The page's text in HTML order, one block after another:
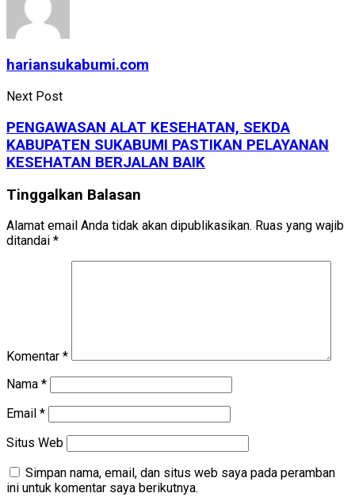
hariansukabumi.com
Next Post
PENGAWASAN ALAT KESEHATAN, SEKDA
KABUPATEN SUKABUMI PASTIKAN PELAYANAN
KESEHATAN BERJALAN BAIK
Tinggalkan Balasan
Alamat email Anda tidak akan dipublikasikan. Ruas yang wajib
ditandai *
Komentar *
Nama *
Email *
Situs Web
Simpan nama, email, dan situs web saya pada peramban
ini untuk komentar saya berikutnya.